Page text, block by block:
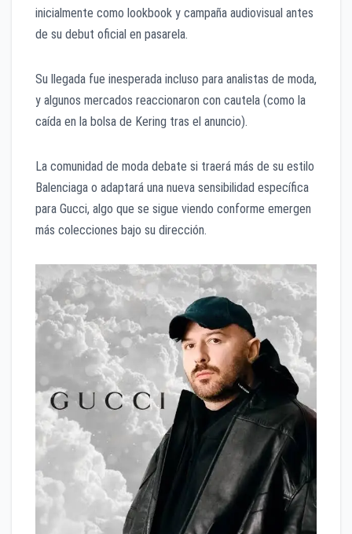
inicialmente como lookbook y campaña audiovisual antes
de su debut oficial en pasarela.
Su llegada fue inesperada incluso para analistas de moda,
y algunos mercados reaccionaron con cautela (como la
caída en la bolsa de Kering tras el anuncio).
La comunidad de moda debate si traerá más de su estilo
Balenciaga o adaptará una nueva sensibilidad específica
para Gucci, algo que se sigue viendo conforme emergen
más colecciones bajo su dirección.